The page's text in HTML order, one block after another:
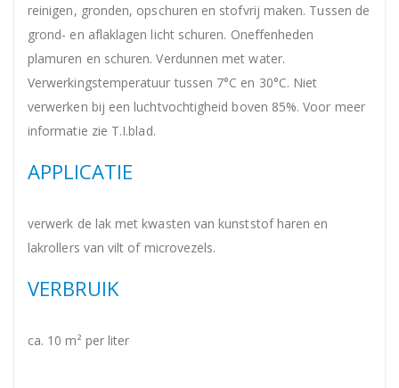
reinigen, gronden, opschuren en stofvrij maken. Tussen de
grond- en aflaklagen licht schuren. Oneffenheden
plamuren en schuren. Verdunnen met water.
Verwerkingstemperatuur tussen 7°C en 30°C. Niet
verwerken bij een luchtvochtigheid boven 85%. Voor meer
informatie zie T.I.blad.
APPLICATIE
verwerk de lak met kwasten van kunststof haren en
lakrollers van vilt of microvezels.
VERBRUIK
ca. 10 m² per liter